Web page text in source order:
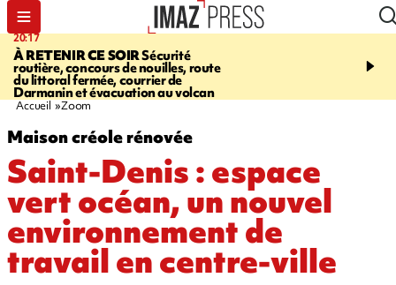
20:17
À RETENIR CE SOIRSécurité
routière, concours de nouilles, route
du littoral fermée, courrier de
Darmanin et évacuation au volcan
08:26
rencontre d'un géant
Accueil Zoom
Maison créole rénovée
Saint-Denis : espace
vert océan, un nouvel
environnement de
travail en centre-ville